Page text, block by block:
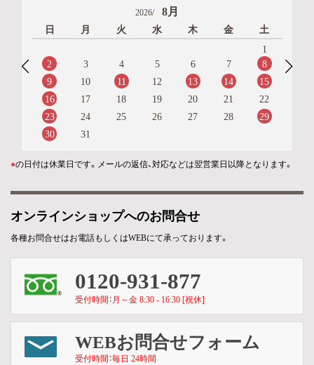
2026/ 8月
日 月 火 水 木 金
土
1
2
3 4 5 6 7
8
9
10 11 12 13 14
15
16
17 18 19 20 21
22
23
24 25 26 27 28
29
30
31
●の日付は休業日です。メールの返信、対応などは翌営業日以降となります。
オンラインショップへのお問合せ
各種お問合せはお電話もしくはWEBにて承っております。
0120-931-877
受付時間：月～金 8:30 - 16:30 [祝休]
WEBお問合せフォーム
受付時間：毎日 24時間